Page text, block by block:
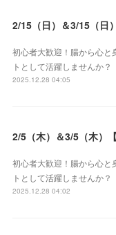
初心者大歓迎！腸から心
トとして活躍しませんか？
2025.12.28 04:05
初心者大歓迎！腸から心
トとして活躍しませんか？
2025.12.28 04:02